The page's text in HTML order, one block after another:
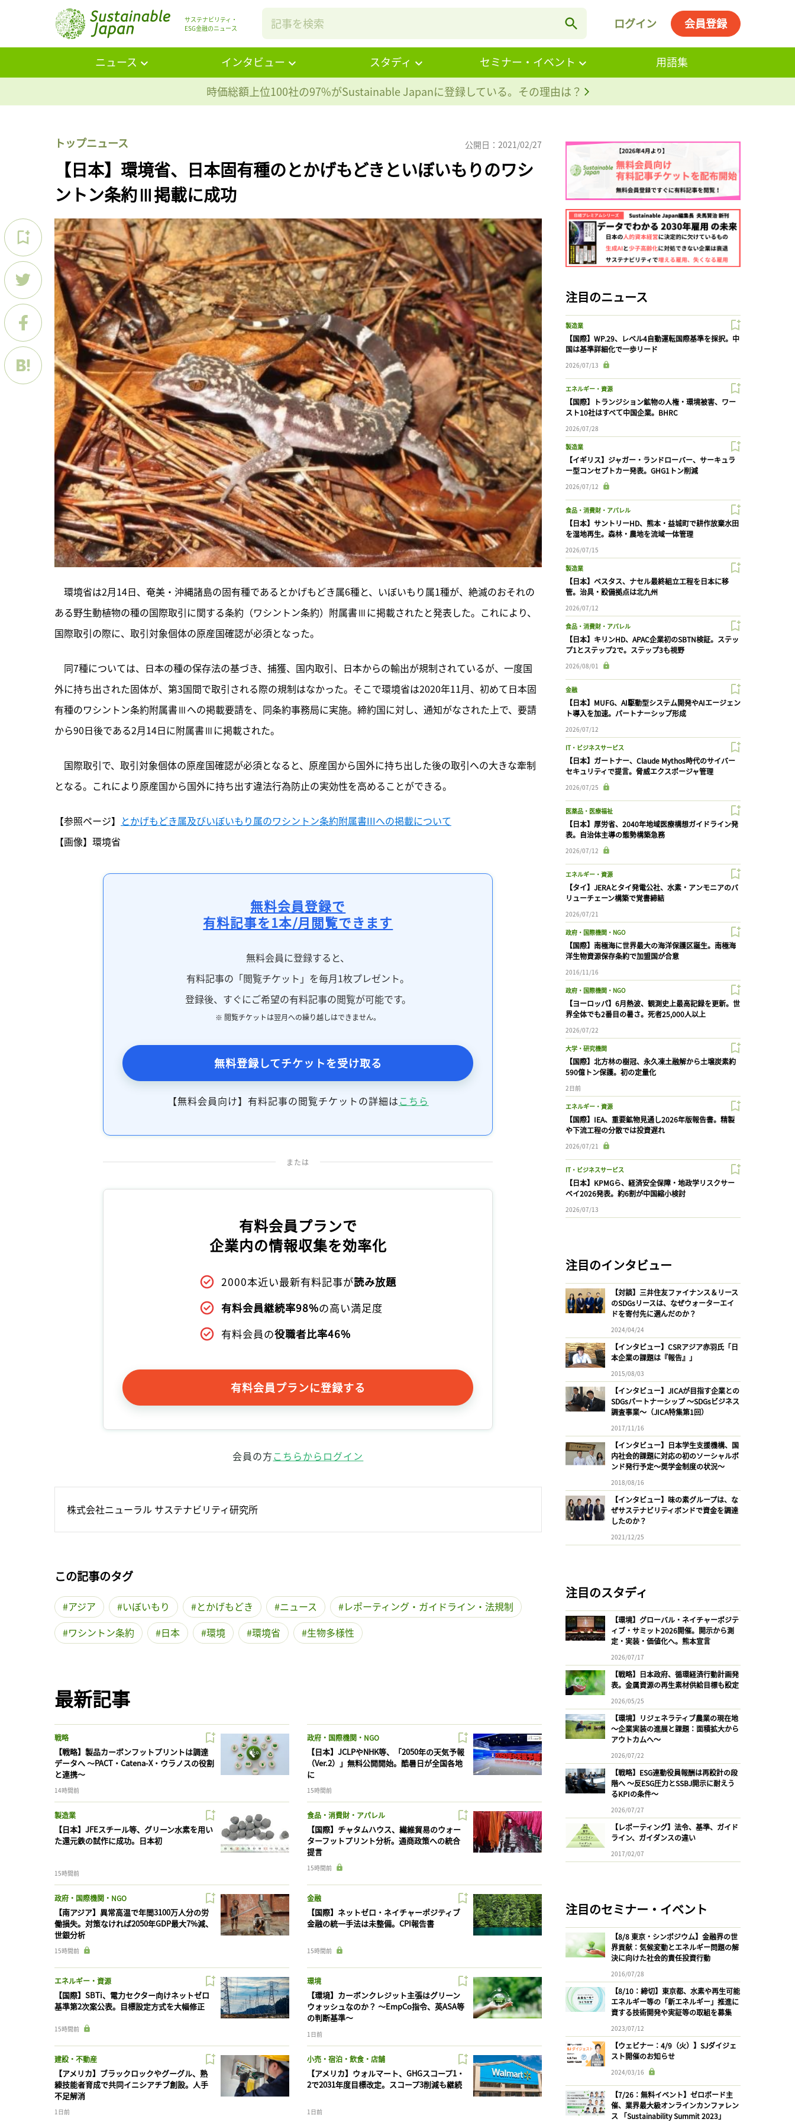
サステナビリティ・
ESG金融のニュース
ログイン 会員登録
ニュース インタビュー スタディ セミナー・イベント
用語集
時価総額上位100社の97%がSustainable Japanに登録している。その理由は？
トップニュース 公開日：2021/02/27
【日本】環境省、日本固有種のとかげもどきといぼいもりのワシ
ントン条約Ⅲ掲載に成功
環境省は2月14日、奄美・沖縄諸島の固有種であるとかげもどき属6種と、いぼいもり属1種が、絶滅のおそれの
ある野生動植物の種の国際取引に関する条約（ワシントン条約）附属書Ⅲに掲載されたと発表した。これにより、
国際取引の際に、取引対象個体の原産国確認が必須となった。
同7種については、日本の種の保存法の基づき、捕獲、国内取引、日本からの輸出が規制されているが、一度国
外に持ち出された固体が、第3国間で取引される際の規制はなかった。そこで環境省は2020年11月、初めて日本固
有種のワシントン条約附属書Ⅲへの掲載要請を、同条約事務局に実施。締約国に対し、通知がなされた上で、要請
から90日後である2月14日に附属書Ⅲに掲載された。
国際取引で、取引対象個体の原産国確認が必須となると、原産国から国外に持ち出した後の取引への大きな牽制
となる。これにより原産国から国外に持ち出す違法行為防止の実効性を高めることができる。
【参照ページ】 とかげもどき属及びいぼいもり属のワシントン条約附属書IIIへの掲載について
【画像】環境省
無料会員登録で
有料記事を1本/月閲覧できます
無料会員に登録すると、
有料記事の「閲覧チケット」を毎月1枚プレゼント。
登録後、すぐにご希望の有料記事の閲覧が可能です。
※ 閲覧チケットは翌月への繰り越しはできません。
無料登録してチケットを受け取る
【無料会員向け】有料記事の閲覧チケットの詳細はこちら
または
有料会員プランで
企業内の情報収集を効率化
2000本近い最新有料記事が読み放題
有料会員継続率98%の高い満足度
有料会員の役職者比率46%
有料会員プランに登録する
会員の方こちらからログイン
株式会社ニューラル サステナビリティ研究所
この記事のタグ
アジア いぼいもり とかげもどき ニュース
レポーティング・ガイドライン・法規制
ワシントン条約
日本 環境 環境省 生物多様性
最新記事
戦略
【戦略】製品カーボンフットプリントは調達
データへ 〜PACT・Catena-X・ウラノスの役割
と連携〜
14時間前
政府・国際機関・NGO
【日本】JCLPやNHK等、「2050年の天気予報
（Ver.2）」無料公開開始。酷暑日が全国各地
に
15時間前
製造業
【日本】JFEスチール等、グリーン水素を用い
た還元鉄の試作に成功。日本初
15時間前
食品・消費財・アパレル
【国際】チャタムハウス、繊維貿易のウォー
ターフットプリント分析。通商政策への統合
提言
15時間前
政府・国際機関・NGO
【南アジア】異常高温で年間3100万人分の労
働損失。対策なければ2050年GDP最大7%減、
世銀分析
15時間前
金融
【国際】ネットゼロ・ネイチャーポジティブ
金融の統一手法は未整備。CPI報告書
15時間前
エネルギー・資源
【国際】SBTi、電力セクター向けネットゼロ
基準第2次案公表。目標設定方式を大幅修正
15時間前
環境
【環境】カーボンクレジット主張はグリーン
ウォッシュなのか？ 〜EmpCo指令、英ASA等
の判断基準〜
1日前
建設・不動産
【アメリカ】ブラックロックやグーグル、熟
練技能者育成で共同イニシアチブ創設。人手
不足解消
1日前
小売・宿泊・飲食・店舗
【アメリカ】ウォルマート、GHGスコープ1・
2で2031年度目標改定。スコープ3削減も継続
1日前
注目のニュース
製造業
【国際】WP.29、レベル4自動運転国際基準を採択。中
国は基準詳細化で一歩リード
2026/07/13
エネルギー・資源
【国際】トランジション鉱物の人権・環境被害、ワー
スト10社はすべて中国企業。BHRC
2026/07/28
製造業
【イギリス】ジャガー・ランドローバー、サーキュラ
ー型コンセプトカー発表。GHG1トン削減
2026/07/12
食品・消費財・アパレル
【日本】サントリーHD、熊本・益城町で耕作放棄水田
を湿地再生。森林・農地を流域一体管理
2026/07/15
製造業
【日本】ベスタス、ナセル最終組立工程を日本に移
管。治具・設備拠点は北九州
2026/07/12
食品・消費財・アパレル
【日本】キリンHD、APAC企業初のSBTN検証。ステッ
プ1とステップ2で。ステップ3も視野
2026/08/01
金融
【日本】MUFG、AI駆動型システム開発やAIエージェン
ト導入を加速。パートナーシップ形成
2026/07/12
IT・ビジネスサービス
【日本】ガートナー、Claude Mythos時代のサイバー
セキュリティで提言。脅威エクスポージャ管理
2026/07/25
医薬品・医療福祉
【日本】厚労省、2040年地域医療構想ガイドライン発
表。自治体主導の態勢構築急務
2026/07/12
エネルギー・資源
【タイ】JERAとタイ発電公社、水素・アンモニアのバ
リューチェーン構築で覚書締結
2026/07/21
政府・国際機関・NGO
【国際】南極海に世界最大の海洋保護区誕生。南極海
洋生物資源保存条約で加盟国が合意
2016/11/16
政府・国際機関・NGO
【ヨーロッパ】6月熱波、観測史上最高記録を更新。世
界全体でも2番目の暑さ。死者25,000人以上
2026/07/22
大学・研究機関
【国際】北方林の樹冠、永久凍土融解から土壌炭素約
590億トン保護。初の定量化
2日前
エネルギー・資源
【国際】IEA、重要鉱物見通し2026年版報告書。精製
や下流工程の分散では投資遅れ
2026/07/21
IT・ビジネスサービス
【日本】KPMGら、経済安全保障・地政学リスクサー
ベイ2026発表。約6割が中国縮小検討
2026/07/13
注目のインタビュー
【対談】三井住友ファイナンス＆リース
のSDGsリースは、なぜウォーターエイ
ドを寄付先に選んだのか？
2024/04/24
【インタビュー】CSRアジア赤羽氏「日
本企業の課題は『報告』」
2015/08/03
【インタビュー】JICAが目指す企業との
SDGsパートナーシップ 〜SDGsビジネス
調査事業〜（JICA特集第1回）
2017/11/16
【インタビュー】日本学生支援機構、国
内社会的課題に対応の初のソーシャルボ
ンド発行予定〜奨学金制度の状況〜
2018/08/16
【インタビュー】味の素グループは、な
ぜサステナビリティボンドで資金を調達
したのか？
2021/12/25
注目のスタディ
【環境】グローバル・ネイチャーポジテ
ィブ・サミット2026開催。開示から測
定・実装・価値化へ。熊本宣言
2026/07/17
【戦略】日本政府、循環経済行動計画発
表。金属資源の再生素材供給目標も設定
2026/05/25
【環境】リジェネラティブ農業の現在地
〜企業実装の進展と課題：面積拡大から
アウトカムへ〜
2026/07/22
【戦略】ESG連動役員報酬は再設計の段
階へ 〜反ESG圧力とSSBJ開示に耐えう
るKPIの条件〜
2026/07/27
【レポーティング】法令、基準、ガイド
ライン、ガイダンスの違い
2017/02/07
注目のセミナー・イベント
【8/8 東京・シンポジウム】金融界の世
界貢献：気候変動とエネルギー問題の解
決に向けた社会的責任投資行動
2016/07/28
【8/10：締切】東京都、水素や再生可能
エネルギー等の「新エネルギー」推進に
資する技術開発や実証等の取組を募集
2023/07/12
【ウェビナー：4/9（火）】SJダイジェ
スト開催のお知らせ
2024/03/16
【7/26：無料イベント】ゼロボード主
催、業界最大級オンラインカンファレン
ス 「Sustainability Summit 2023」
記事をお気に入りに保存するには
ログイン 会員登録